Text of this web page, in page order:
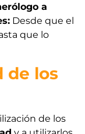
a
Desde que el
que lo
de los
de los